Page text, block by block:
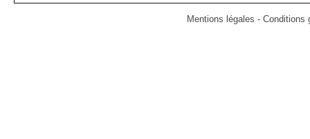
Mentions légales - Conditions